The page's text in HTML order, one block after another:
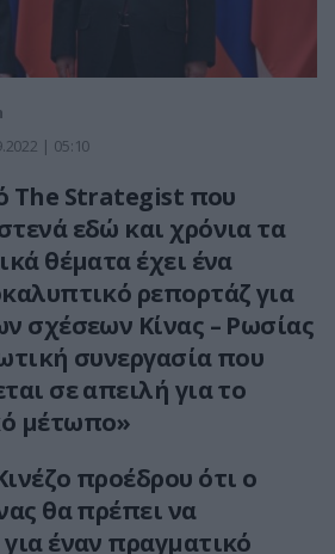
| 05:10
The Strategist που
εδώ και χρόνια τα
θέματα έχει ένα
ρεπορτάζ για
σχέσεων Κίνας – Ρωσίας
συνεργασία που
σε απειλή για το
μέτωπο»
προέδρου ότι ο
θα πρέπει να
έναν πραγματικό